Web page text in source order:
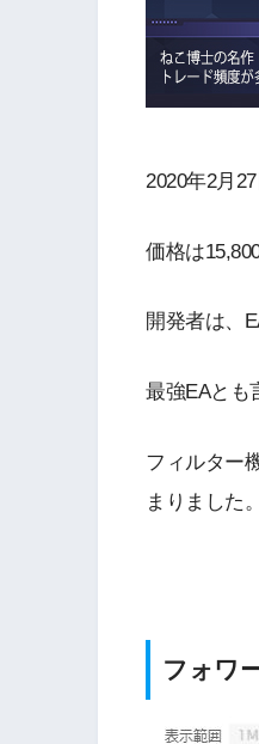
2020年2月27
価格は
開発者は、
最強EAとも
フィルター
まりました。
フォワ